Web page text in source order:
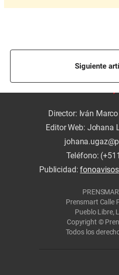
Siguiente
Director: Iván
Editor Web: Johana
Teléfono:
Publicidad:
Prensmart Calle
Pueblo Libre,
Copyright ©
Todos los